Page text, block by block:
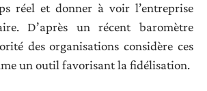
réel et donner à voir l’entreprise
D’après un récent baromètre
des organisations considère ces
un outil favorisant la fidélisation.